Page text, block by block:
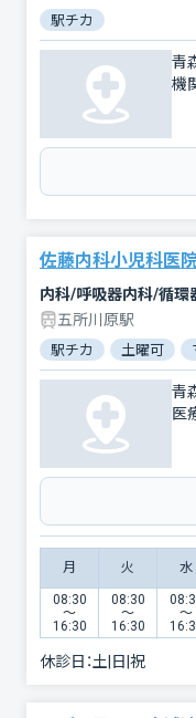
駅チカ
青
機
佐藤内科小児科医
内科/呼吸器内科/循
五所川原駅
駅チカ 土曜可
青
医
月 火 水
08:30
〜
16:30
08:30
〜
16:30
〜
休診日：土|日|祝